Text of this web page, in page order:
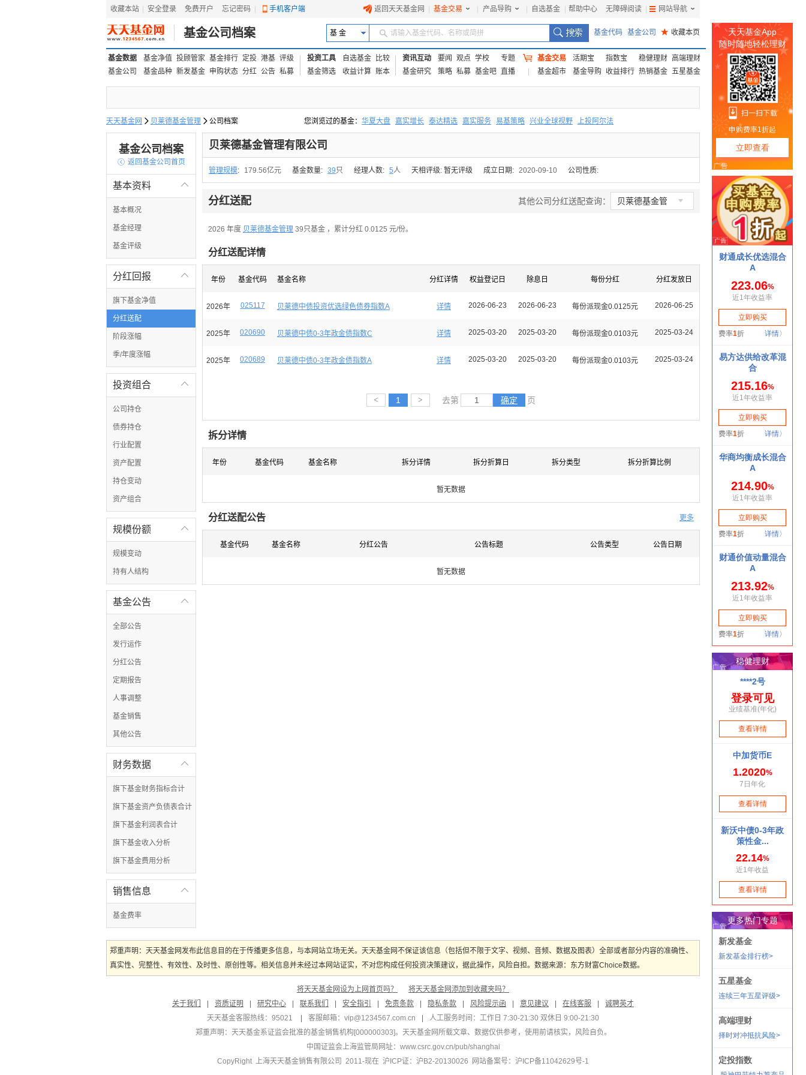
收藏本站 安全登录 免费开户 忘记密码 手机客户端 返回天天基金网 基金交易 产品导购 自选基金 帮助中心 无障碍阅读 网站导航
基金公司档案 基 金 请输入基金代码、名称或简拼 基金代码 基金公司 ★ 收藏本页
基金数据 基金净值 投顾管家 基金排行 定投 港基 评级
基金公司
基金品种 新发基金 申购状态 分红 公告 私募
投资工具 自选基金
比较
基金筛选
收益计算 账本
资讯互动 要闻 观点 学校
专题
基金研究
策略 私募 基金吧 直播
基金交易 活期宝 指数宝 稳健理财 高端理财
基金超市
基金导购 收益排行 热销基金 五星基金
天天基金网  贝莱德基金管理  公司档案 您浏览过的基金： 华夏大盘 嘉实增长 泰达精选 嘉实服务 易基策略 兴业全球视野 上投阿尔法
易方达上证中盘ETF联接A
基金公司档案
 返回基金公司首页

基本资料
基本概况
基金经理
基金评级

分红回报
旗下基金净值
分红送配
阶段涨幅
季/年度涨幅

投资组合
公司持仓
债券持仓
行业配置
资产配置
持仓变动
资产组合

规模份额
规模变动
持有人结构

基金公告
全部公告
发行运作
分红公告
定期报告
人事调整
基金销售
其他公告

财务数据
旗下基金财务指标合计
旗下基金资产负债表合计
旗下基金利润表合计
旗下基金收入分析
旗下基金费用分析

销售信息
基金费率
贝莱德基金管理有限公司
管理规模: 179.56亿元 基金数量: 39只 经理人数: 5人 天相评级: 暂无评级 成立日期: 2020-09-10 公司性质:
分红送配 其他公司分红送配查询：
贝莱德基金管

2026 年度 贝莱德基金管理 39只基金 ，累计分红 0.0125 元/份。
分红送配详情
年份 基金代码 基金名称 分红详情 权益登记日 除息日 每份分红 分红发放日
2026年 025117 贝莱德中债投资优选绿色债券指数A 详情 2026-06-23 2026-06-23 每份派现金0.0125元 2026-06-25
2025年 020690 贝莱德中债0-3年政金债指数C 详情 2025-03-20 2025-03-20 每份派现金0.0103元 2025-03-24
2025年 020689 贝莱德中债0-3年政金债指数A 详情 2025-03-20 2025-03-20 每份派现金0.0103元 2025-03-24
< 1 > 去第 确定 页
拆分详情
年份 基金代码 基金名称 拆分详情 拆分折算日 拆分类型 拆分折算比例
暂无数据
分红送配公告 更多
基金代码 基金名称 分红公告 公告标题 公告类型 公告日期
暂无数据
郑重声明：天天基金网发布此信息目的在于传播更多信息，与本网站立场无关。天天基金网不保证该信息（包括但不限于文字、视频、音频、数据及图表）全部或者部分内容的准确性、
真实性、完整性、有效性、及时性、原创性等。相关信息并未经过本网站证实，不对您构成任何投资决策建议，据此操作，风险自担。数据来源：东方财富Choice数据。
将天天基金网设为上网首页吗？
将天天基金网添加到收藏夹吗？
关于我们
资质证明 研究中心 联系我们 安全指引 免责条款 隐私条款 风险提示函 意见建议 在线客服
诚聘英才
天天基金客服热线：95021
客服邮箱： vip@1234567.com.cn
人工服务时间：工作日 7:30-21:30 双休日 9:00-21:30
郑重声明： 天天基金系证监会批准的基金销售机构[000000303]。天天基金网所载文章、数据仅供参考，使用前请核实，风险自负。
中国证监会上海监管局网址： www.csrc.gov.cn/pub/shanghai
CopyRight 上海天天基金销售有限公司 2011-现在 沪ICP证：沪B2-20130026
网站备案号：沪ICP备11042629号-1